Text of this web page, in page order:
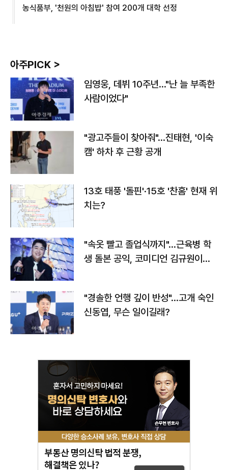
농식품부, '천원의 아침밥' 참여 200개 대학 선정
아주PICK >
임영웅, 데뷔 10주년…"난 늘 부족한
사람이었다"
"광고주들이 찾아줘"…진태현, '이숙
캠' 하차 후 근황 공개
13호 태풍 '돌핀'·15호 '찬홈' 현재 위
치는?
"속옷 빨고 졸업식까지"…근육병 학
생 돌본 공익, 코미디언 김규원이었
"경솔한 언행 깊이 반성"…고개 숙인
신동엽, 무슨 일이길래?